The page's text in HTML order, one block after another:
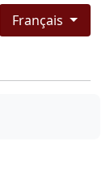
Français